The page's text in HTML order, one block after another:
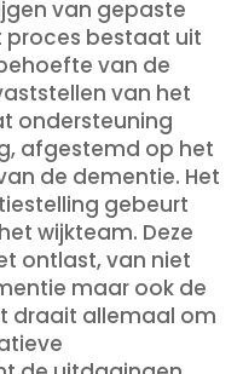
van gepaste
proces bestaat uit
van de
van het
ondersteuning
afgestemd op het
de dementie. Het
gebeurt
wijkteam. Deze
ontlast, van niet
maar ook de
draait allemaal om